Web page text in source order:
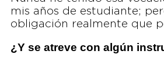
mis años de estudiante;
obligación realmente que
¿Y se atreve con algún